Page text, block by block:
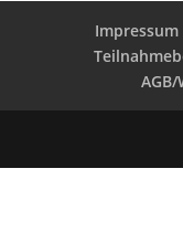
Impressum